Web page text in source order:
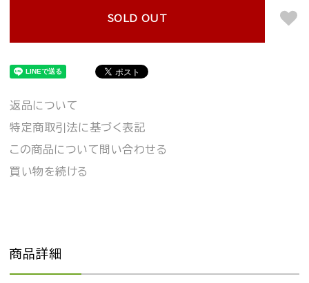
SOLD OUT
返品について
特定商取引法に基づく表記
この商品について問い合わせる
買い物を続ける
商品詳細